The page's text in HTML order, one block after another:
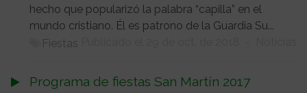
hecho que popularizó la palabra “capilla” en el
mundo cristiano. Él es patrono de la Guardia Su...
Fiestas
Programa de fiestas San Martín 2017